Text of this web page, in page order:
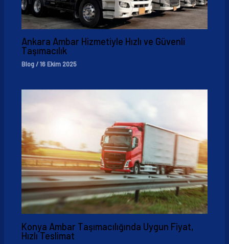
Ankara Ambar Hizmetiyle Hızlı ve Güvenli
Taşımacılık
Blog/16 Ekim 2025
Konya Ambar Taşımacılığında Uygun Fiyat,
Hızlı Teslimat